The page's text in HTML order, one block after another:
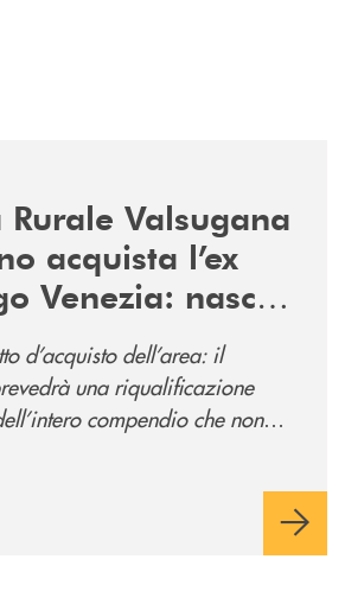
Rurale Valsugana
acquista l’ex
Venezia: nasce
polo
della banca
della
d’acquisto dell’area: il
una riqualificazione
compendio che non